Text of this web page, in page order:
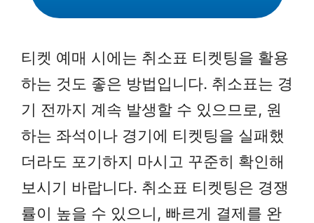
티켓 예매 시에는 취소표 티켓팅을 활용
하는 것도 좋은 방법입니다. 취소표는 경
기 전까지 계속 발생할 수 있으므로, 원
하는 좌석이나 경기에 티켓팅을 실패했
더라도 포기하지 마시고 꾸준히 확인해
보시기 바랍니다. 취소표 티켓팅은 경쟁
률이 높을 수 있으니, 빠르게 결제를 완